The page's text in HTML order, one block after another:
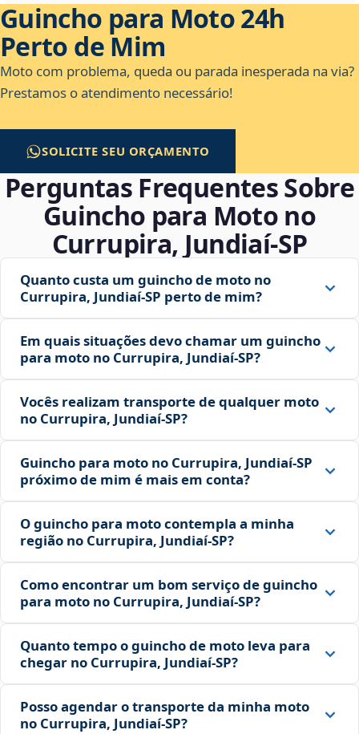
Guincho para Moto 24h
Perto de Mim
Moto com problema, queda ou parada inesperada na via?
Prestamos o atendimento necessário!
SOLICITE SEU ORÇAMENTO
Perguntas Frequentes Sobre
Guincho para Moto no
Currupira, Jundiaí‑SP
Quanto custa um guincho de moto no
Currupira, Jundiaí‑SP perto de mim?
Em quais situações devo chamar um guincho
para moto no Currupira, Jundiaí‑SP?
Vocês realizam transporte de qualquer moto
no Currupira, Jundiaí‑SP?
Guincho para moto no Currupira, Jundiaí‑SP
próximo de mim é mais em conta?
O guincho para moto contempla a minha
região no Currupira, Jundiaí‑SP?
Como encontrar um bom serviço de guincho
para moto no Currupira, Jundiaí‑SP?
Quanto tempo o guincho de moto leva para
chegar no Currupira, Jundiaí‑SP?
Posso agendar o transporte da minha moto
no Currupira, Jundiaí‑SP?